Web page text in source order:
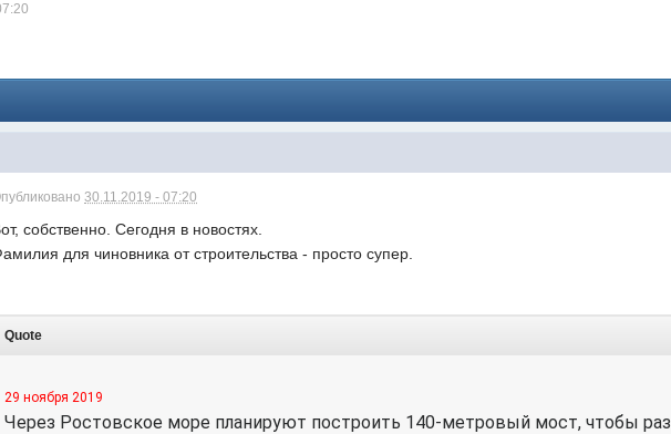
30.11.2019 - 07:20
собственно. Сегодня в новостях.
для чиновника от строительства - просто супер.
Quote
29 ноября 2019
Через Ростовское море планируют построить 140-метровый мост, чтобы